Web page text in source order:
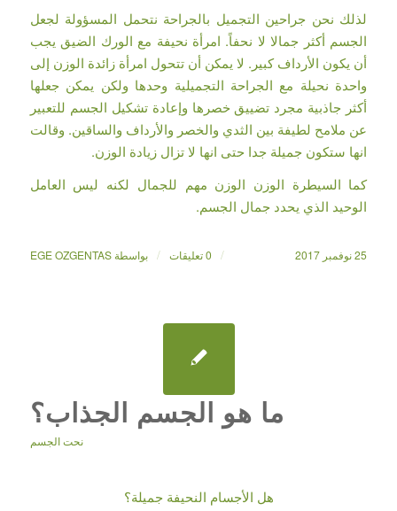
لذلك نحن جراحين التجميل بالجراحة نتحمل المسؤولة لجعل
الجسم أكثر جمالا لا نحفاً. امرأة نحيفة مع الورك الضيق يجب
أن يكون الأرداف كبير. لا يمكن أن تتحول امرأة زائدة الوزن إلى
واحدة نحيلة مع الجراحة التجميلية وحدها ولكن يمكن جعلها
أكثر جاذبية مجرد تضييق خصرها وإعادة تشكيل الجسم للتعبير
عن ملامح لطيفة بين الثدي والخصر والأرداف والساقين. وقالت
انها ستكون جميلة جدا حتى انها لا تزال زيادة الوزن.
كما السيطرة الوزن الوزن مهم للجمال لكنه ليس العامل
الوحيد الذي يحدد جمال الجسم.
25 نوفمبر 2017 / 0 تعليقات / بواسطةEGE OZGENTAS
ما هو الجسم الجذاب؟
نحت الجسم
هل الأجسام النحيفة جميلة؟